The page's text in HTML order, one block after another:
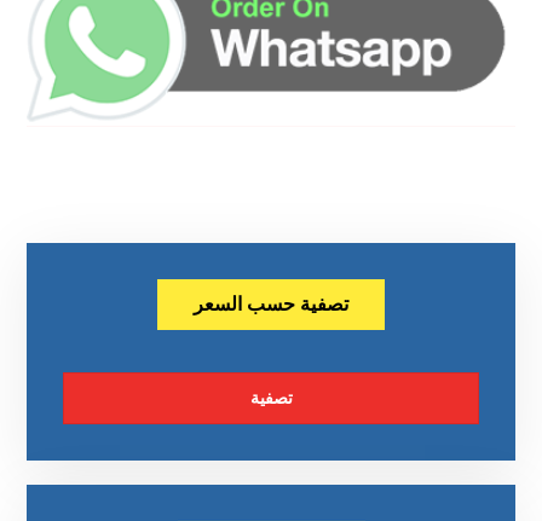
تصفية حسب السعر
تصفية